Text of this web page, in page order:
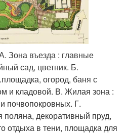
Зона въезда : главные
сад, цветник. Б.
огород, баня с
и кладовой. В. Жилая зона :
почвопокровных. Г.
поляна, декоративный пруд,
отдыха в тени, площадка для